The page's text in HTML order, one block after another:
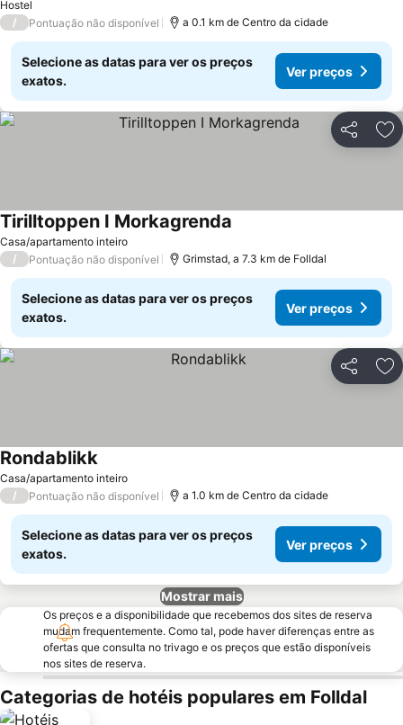
Hostel
/ Pontuação não disponível a 0.1 km de Centro da cidade
Selecione as datas para ver os preços
exatos.
Ver preços
Partilhar
Casa/apartamento inteiro
Tirilltoppen I Morkagrenda
/ Pontuação não disponível Grimstad, a 7.3 km de Folldal
Selecione as datas para ver os preços
exatos.
Ver preços
Partilhar
Casa/apartamento inteiro
RondablikkVer preços
/ Pontuação não disponível a 1.0 km de Centro da cidade
Selecione as datas para ver os preços
exatos.
Ver preços
Mostrar mais
Os preços e a disponibilidade que recebemos dos sites de reserva
mudam frequentemente. Como tal, pode haver diferenças entre as
ofertas que consulta no trivago e os preços que estão disponíveis
nos sites de reserva.
Categorias de hotéis populares em Folldal